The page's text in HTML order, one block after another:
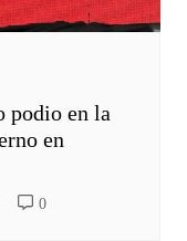
podio en la
en
0